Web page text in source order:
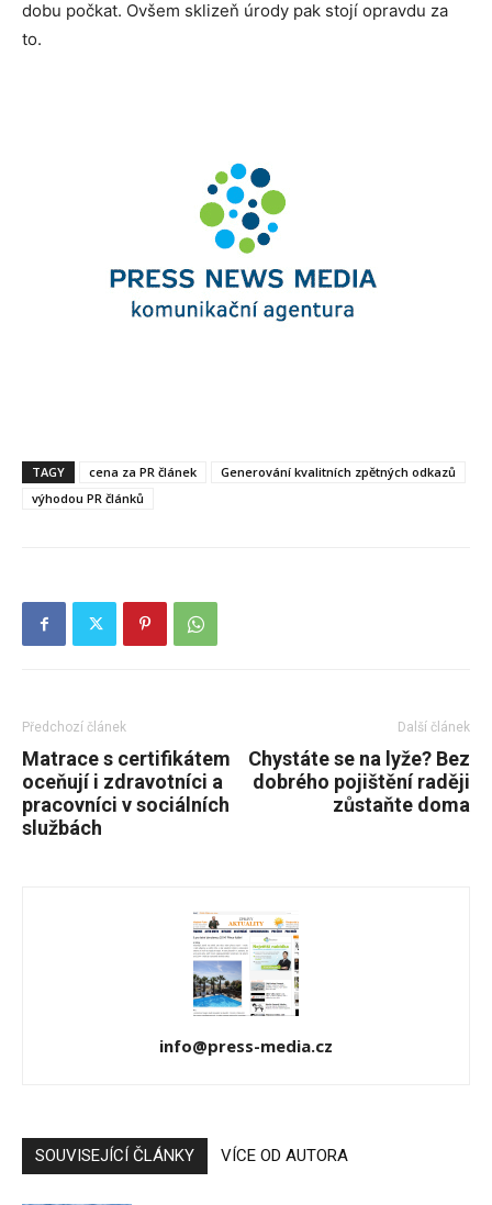
dobu počkat. Ovšem sklizeň úrody pak stojí opravdu za
to.
TAGY cena za PR článek
Generování kvalitních zpětných odkazů
výhodou PR článků
Předchozí článek
Matrace s certifikátem
oceňují i zdravotníci a
pracovníci v sociálních
službách
Další článek
Chystáte se na lyže? Bez
dobrého pojištění raději
zůstaňte doma
info@press-media.cz
SOUVISEJÍCÍ ČLÁNKY VÍCE OD AUTORA